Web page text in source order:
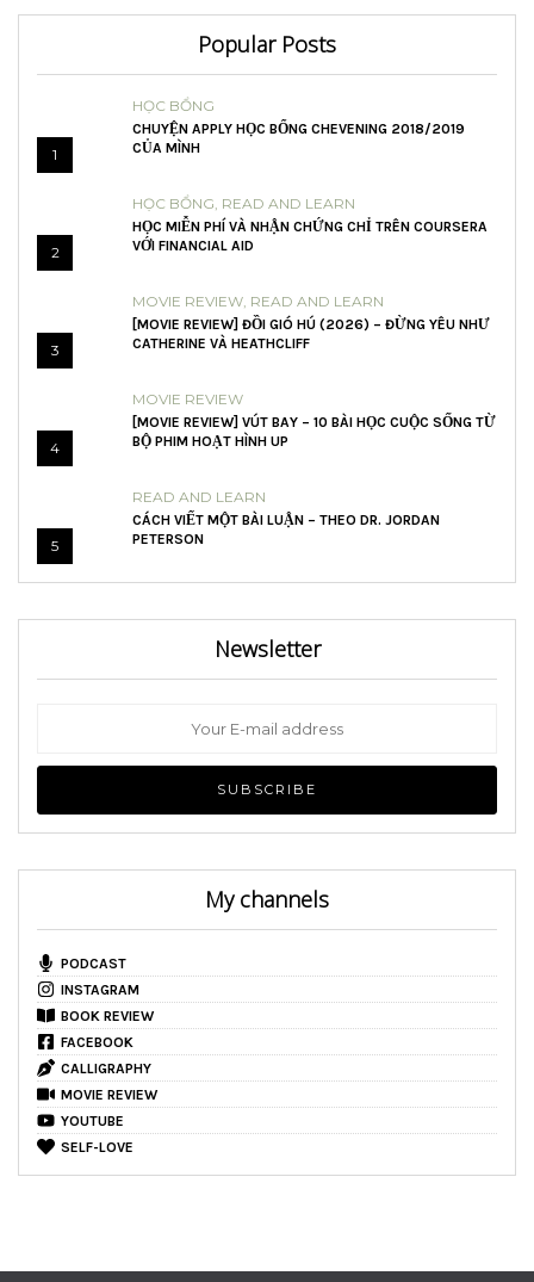
Popular Posts
1
HỌC BỔNG
CHUYỆN APPLY HỌC BỔNG CHEVENING 2018/2019
CỦA MÌNH
2
HỌC BỔNG READ AND LEARN
HỌC MIỄN PHÍ VÀ NHẬN CHỨNG CHỈ TRÊN COURSERA
VỚI FINANCIAL AID
3
MOVIE REVIEW READ AND LEARN
[MOVIE REVIEW] ĐỒI GIÓ HÚ (2026) – ĐỪNG YÊU NHƯ
CATHERINE VÀ HEATHCLIFF
4
MOVIE REVIEW
[MOVIE REVIEW] VÚT BAY – 10 BÀI HỌC CUỘC SỐNG TỪ
BỘ PHIM HOẠT HÌNH UP
5
READ AND LEARN
CÁCH VIẾT MỘT BÀI LUẬN – THEO DR. JORDAN
PETERSON
Newsletter
My channels
PODCAST
INSTAGRAM
BOOK REVIEW
FACEBOOK
CALLIGRAPHY
MOVIE REVIEW
YOUTUBE
SELF-LOVE